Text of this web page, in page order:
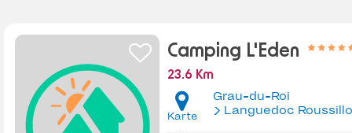
Camping L'Eden
23.6 Km
Karte
Grau-du-Roi
Languedoc